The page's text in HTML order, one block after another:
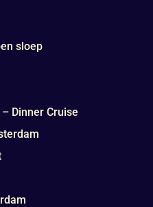
sloep
Dinner Cruise